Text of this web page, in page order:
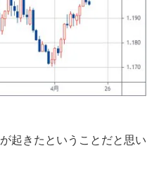
起きたということだと思い